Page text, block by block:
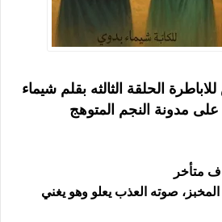
الحلقة الثالثه بقلم شيماء
مدونة النجم المتوهج
متأخر
صوته العذب يعلو وهو يغني